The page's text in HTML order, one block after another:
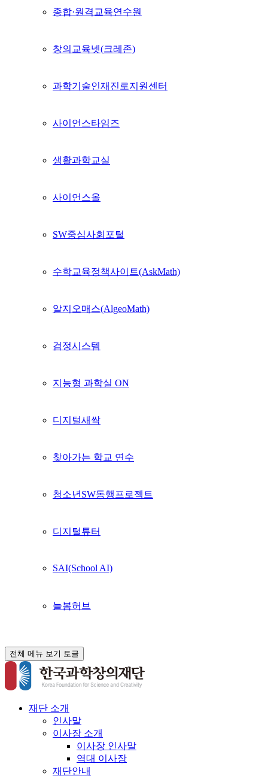
종합·원격교육연수원
창의교육넷(크레존)
과학기술인재진로지원센터
사이언스타임즈
생활과학교실
사이언스올
SW중심사회포털
수학교육정책사이트(AskMath)
알지오매스(AlgeoMath)
검정시스템
지능형 과학실 ON
디지털새싹
찾아가는 학교 연수
청소년SW동행프로젝트
디지털튜터
SAI(School AI)
늘봄허브
전체 메뉴 보기 토글
재단 소개
인사말
이사장 소개
이사장 인사말
역대 이사장
재단안내